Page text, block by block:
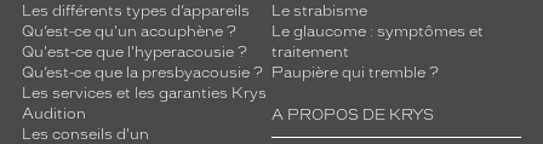
Les différents types d’appareils
Qu’est-ce qu'un acouphène ?
Qu'est-ce que l'hyperacousie ?
Qu’est-ce que la presbyacousie ?
Les services et les garanties Krys
Audition
Les conseils d'un
Le strabisme
Le glaucome : symptômes et
traitement
Paupière qui tremble ?
A PROPOS DE KRYS